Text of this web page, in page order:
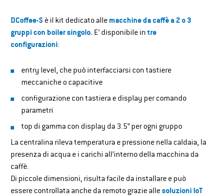
DCoffee-S è il kit dedicato alle macchine da caffè a 2 o 3
gruppi con boiler singolo. E’ disponibile in tre
configurazioni:
entry level, che può interfacciarsi con tastiere
meccaniche o capacitive
configurazione con tastiera e display per comando
parametri
top di gamma con display da 3.5” per ogni gruppo
La centralina rileva temperatura e pressione nella caldaia, la
presenza di acqua e i carichi all’interno della macchina da
caffè.
Di piccole dimensioni, risulta facile da installare e può
essere controllata anche da remoto grazie alle soluzioni IoT